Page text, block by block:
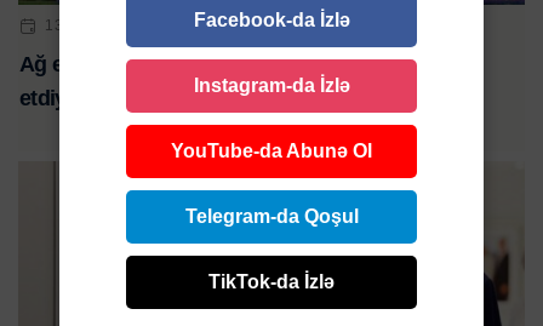
13 MAR 2025 | 16:20
Ağ ev ABŞ-nin Ukraynaya hərbi yardımı bərpa
etdiyini açıqladı
Facebook-da İzlə
Instagram-da İzlə
YouTube-da Abunə Ol
Telegram-da Qoşul
TikTok-da İzlə